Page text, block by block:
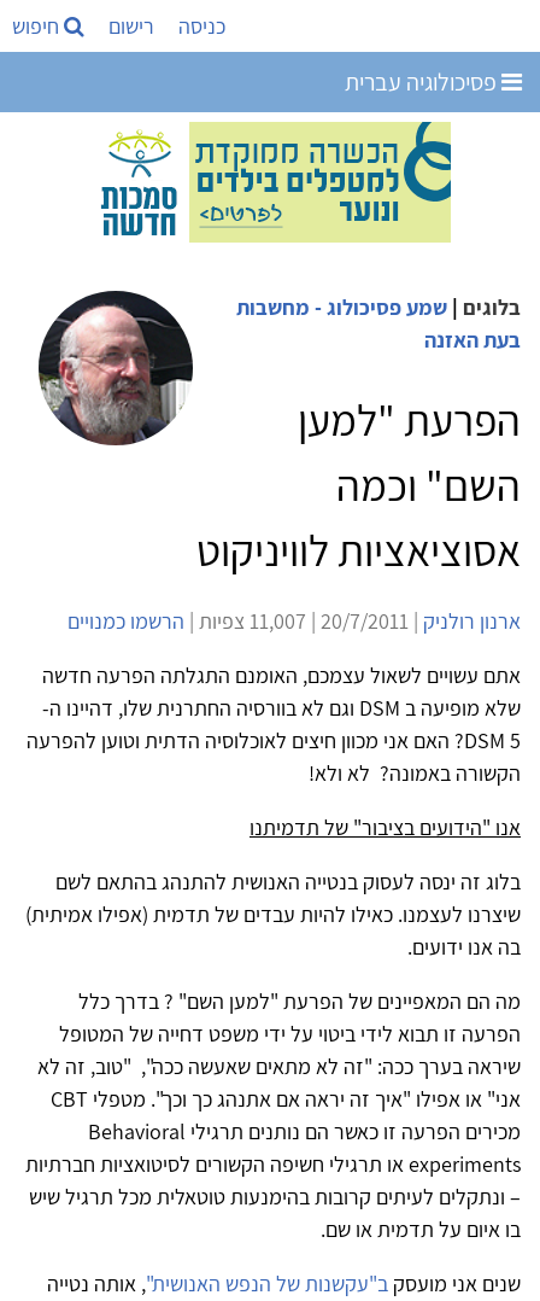
כניסה רישום חיפוש
פסיכולוגיה עברית
בלוגים | שמע פסיכולוג - מחשבות
בעת האזנה
הפרעת "למען
השם" וכמה
אסוציאציות לוויניקוט
ארנון רולניק | 20/7/2011 | 11,007 צפיות |
הרשמו כמנויים
אתם עשויים לשאול עצמכם, האומנם התגלתה הפרעה חדשה
שלא מופיעה ב DSM וגם לא בוורסיה החתרנית שלו, דהיינו ה-
DSM 5? האם אני מכוון חיצים לאוכלוסיה הדתית וטוען להפרעה
הקשורה באמונה? לא ולא!
אנו "הידועים בציבור" של תדמיתנו
בלוג זה ינסה לעסוק בנטייה האנושית להתנהג בהתאם לשם
שיצרנו לעצמנו. כאילו להיות עבדים של תדמית (אפילו אמיתית)
בה אנו ידועים.
מה הם המאפיינים של הפרעת "למען השם" ? בדרך כלל
הפרעה זו תבוא לידי ביטוי על ידי משפט דחייה של המטופל
שיראה בערך ככה: "זה לא מתאים שאעשה ככה", "טוב, זה לא
אני" או אפילו "איך זה יראה אם אתנהג כך וכך". מטפלי CBT
מכירים הפרעה זו כאשר הם נותנים תרגילי Behavioral
experiments או תרגילי חשיפה הקשורים לסיטואציות חברתיות
– ונתקלים לעיתים קרובות בהימנעות טוטאלית מכל תרגיל שיש
בו איום על תדמית או שם.
שנים אני מועסק ב"עקשנות של הנפש האנושית", אותה נטייה